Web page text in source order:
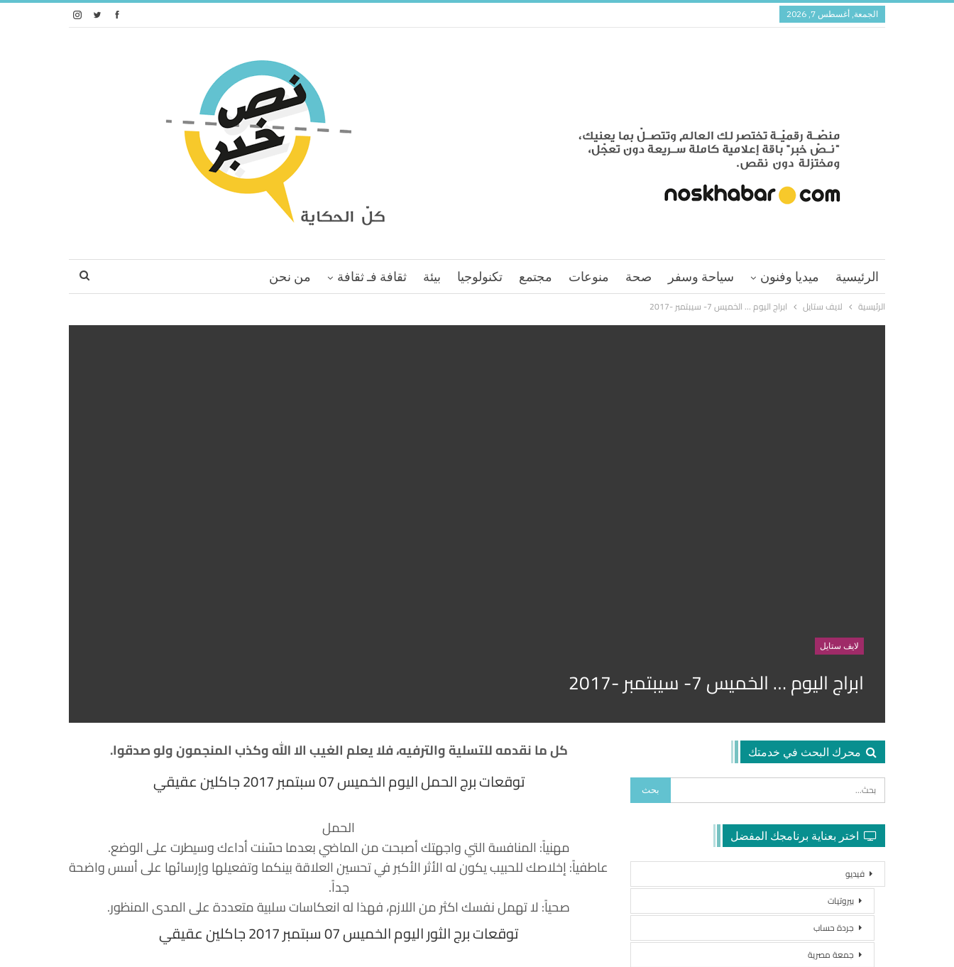
الجمعة, أغسطس 7, 2026
الرئيسية ميديا وفنون سياحة وسفر صحة منوعات مجتمع تكنولوجيا بيئة ثقافة فـ ثقافة
من نحن
الرئيسية
لايف ستايل ابراج اليوم … الخميس 7- سيبتمبر -2017
لايف ستايل
ابراج اليوم … الخميس 7- سيبتمبر -2017
كل ما نقدمه للتسلية والترفيه، فلا يعلم الغيب الا الله وكذب المنجمون ولو صدقوا.
توقعات برج الحمل اليوم الخميس 07 سبتمبر 2017 جاكلين عقيقي
الحمل
مهنياً: المنافسة التي واجهتك أصبحت من الماضي بعدما حسّنت أداءك وسيطرت على الوضع.
عاطفياً: إخلاصك للحبيب يكون له الأثر الأكبر في تحسين العلاقة بينكما وتفعيلها وإرسائها على أسس واضحة
جداً.
صحياً: لا تهمل نفسك اكثر من اللازم، فهذا له انعكاسات سلبية متعددة على المدى المنظور.
توقعات برج الثور اليوم الخميس 07 سبتمبر 2017 جاكلين عقيقي
محرك البحث في خدمتك
اختر بعناية برنامجك المفضل
فيديو
بيروتيات
جردة حساب
جمعة مصرية